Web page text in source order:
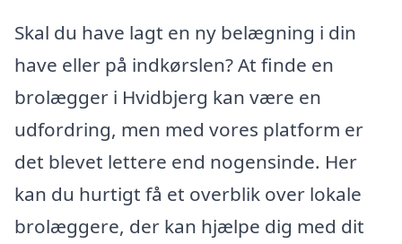
Skal du have lagt en ny belægning i din
have eller på indkørslen? At finde en
brolægger i Hvidbjerg kan være en
udfordring, men med vores platform er
det blevet lettere end nogensinde. Her
kan du hurtigt få et overblik over lokale
brolæggere, der kan hjælpe dig med dit